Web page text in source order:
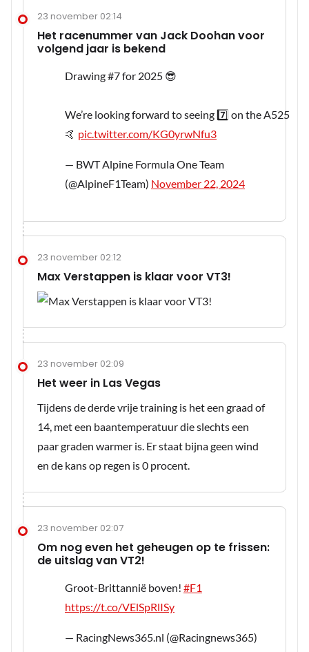
23 november 02:14
Het racenummer van Jack Doohan voor
volgend jaar is bekend
Drawing #7 for 2025 😎
We’re looking forward to seeing 7️⃣ on the A525
🤙 pic.twitter.com/KG0yrwNfu3
— BWT Alpine Formula One Team
(@AlpineF1Team) November 22, 2024
23 november 02:12
Max Verstappen is klaar voor VT3!
23 november 02:09
Het weer in Las Vegas
Tijdens de derde vrije training is het een graad of
14, met een baantemperatuur die slechts een
paar graden warmer is. Er staat bijna geen wind
en de kans op regen is 0 procent.
23 november 02:07
Om nog even het geheugen op te frissen:
de uitslag van VT2!
Groot-Brittannië boven! #F1
https://t.co/VElSpRlISy
— RacingNews365.nl (@Racingnews365)